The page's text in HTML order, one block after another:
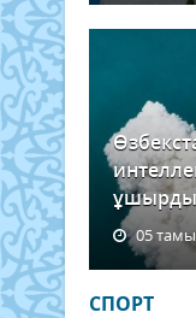
ұшырды
05
СПОРТ